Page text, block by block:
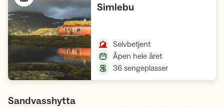
Simlebu
Selvbetjent,
Åpen hele året,
36 sengeplasser,
Sandvasshytta